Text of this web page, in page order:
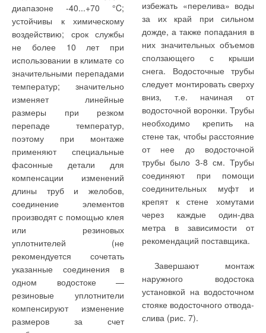
диапазоне -40...+70 °C;
устойчивы к химическому
воздействию; срок службы
не более 10 лет при
использовании в климате со
значительными перепадами
температур; значительно
изменяет линейные
размеры при резком
перепаде температур,
поэтому при монтаже
применяют специальные
фасонные детали для
компенсации изменений
длины труб и желобов,
соединение элементов
производят с помощью клея
или резиновых
уплотнителей (не
рекомендуется сочетать
указанные соединения в
одном водостоке —
резиновые уплотнители
компенсируют изменение
размеров за счет
избежать «перелива» воды
за их край при сильном
дожде, а также попадания в
них значительных объемов
сползающего с крыши
снега. Водосточные трубы
следует монтировать сверху
вниз, т.е. начиная от
водосточной воронки. Трубы
необходимо крепить на
стене так, чтобы расстояние
от нее до водосточной
трубы было 3-8 см. Трубы
соединяют при помощи
соединительных муфт и
крепят к стене хомутами
через каждые один-два
метра в зависимости от
рекомендаций поставщика.
Завершают монтаж
наружного водостока
установкой на водосточном
стояке водосточного отвода-
слива (рис. 7).
Текст комментария